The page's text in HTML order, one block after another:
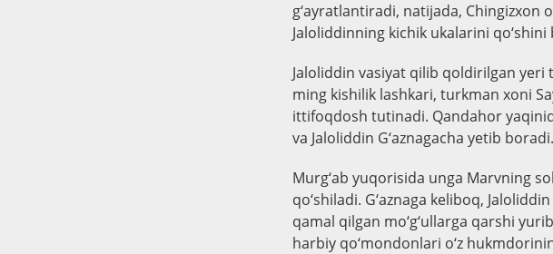
g‘ayratlantiradi, natijada, Chingizxon
Jaloliddinning kichik ukalarini
Jaloliddin vasiyat qilib qoldirilgan yeri
ming kishilik lashkari, turkman xoni
ittifoqdosh tutinadi. Qandahor
va Jaloliddin G‘aznagacha yetib boradi.
Murg‘ab yuqorisida unga Marvning
qo‘shiladi. G‘aznaga keliboq,
qamal qilgan mo‘g‘ullarga qarshi
harbiy qo‘mondonlari o‘z